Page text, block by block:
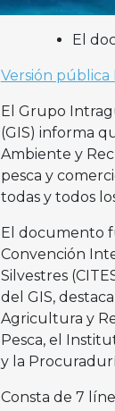
El
Versión
El Grupo
(GIS) informa
Ambiente y
pesca y
todas y todos
El documento
Convención
Silvestres
del GIS,
Agricultura y
Pesca, el
y la
Consta de 7